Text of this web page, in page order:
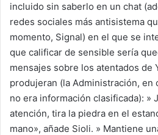
incluido sin saberlo en un chat
redes sociales más antisistema
momento, Signal) en el que se
que calificar de sensible sería
mensajes sobre los atentados de
produjeran (la Administración, en
no era información clasificada): »
atención, tira la piedra en el
mano», añade Sioli. » Mantiene